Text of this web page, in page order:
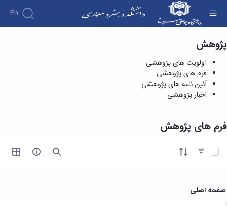
En
فرم های پژوهشی - دانشکده هنر و معماری
پژوهش
اولویت های پژوهشی
فرم های پژوهشی
آئین نامه های پژوهشی
اخبار پژوهشی
فرم های پژوهش
آیتم ها را انتخاب کنید
صفحه اصلی